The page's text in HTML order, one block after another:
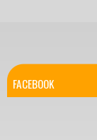
FACEBOOK